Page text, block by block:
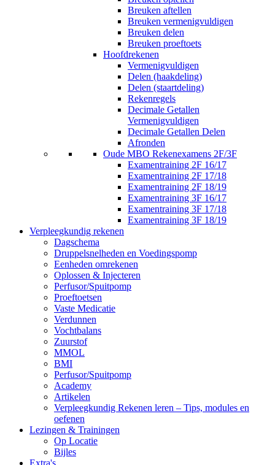
Breuken aftellen
Breuken vermenigvuldigen
Breuken delen
Breuken proeftoets
Hoofdrekenen
Vermenigvuldigen
Delen (haakdeling)
Delen (staartdeling)
Rekenregels
Decimale Getallen
Vermenigvuldigen
Decimale Getallen Delen
Afronden
Oude MBO Rekenexamens 2F/3F
Examentraining 2F 16/17
Examentraining 2F 17/18
Examentraining 2F 18/19
Examentraining 3F 16/17
Examentraining 3F 17/18
Examentraining 3F 18/19
Verpleegkundig rekenen
Dagschema
Druppelsnelheden en Voedingspomp
Eenheden omrekenen
Oplossen & Injecteren
Perfusor/Spuitpomp
Proeftoetsen
Vaste Medicatie
Verdunnen
Vochtbalans
Zuurstof
MMOL
BMI
Perfusor/Spuitpomp
Academy
Artikelen
Verpleegkundig Rekenen leren – Tips, modules en
oefenen
Lezingen & Trainingen
Op Locatie
Bijles
Extra's